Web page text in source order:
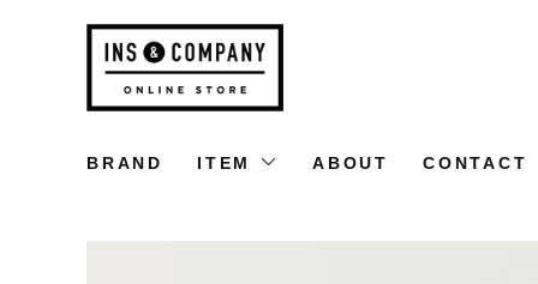
BRAND ITEM ABOUT CONTACT